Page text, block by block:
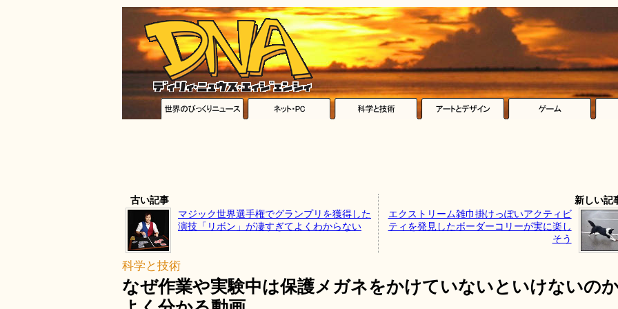
古い記事
マジック世界選手権でグランプリを獲得した
演技「リボン」が凄すぎてよくわからない
新しい記
エクストリーム雑巾掛けっぽいアクティビ
ティを発見したボーダーコリーが実に楽し
そう
科学と技術
なぜ作業や実験中は保護メガネをかけていないといけないの